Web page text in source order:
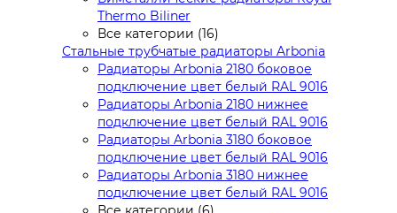
Thermo Biliner
Все категории (16)
Стальные трубчатые радиаторы Arbonia
Радиаторы Arbonia 2180 боковое
подключение цвет белый RAL 9016
Радиаторы Arbonia 2180 нижнее
подключение цвет белый RAL 9016
Радиаторы Arbonia 3180 боковое
подключение цвет белый RAL 9016
Радиаторы Arbonia 3180 нижнее
подключение цвет белый RAL 9016